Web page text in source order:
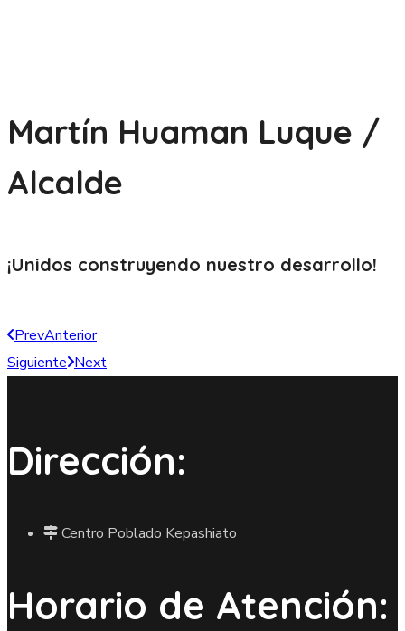
Martín Huaman Luque /
Alcalde
¡Unidos construyendo nuestro desarrollo!
PrevAnterior
Siguiente Next
Dirección:
Centro Poblado Kepashiato
Horario de Atención: